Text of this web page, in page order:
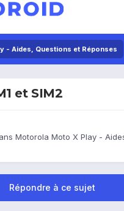
- Aides, Questions et Réponses
et SIM2
Motorola Moto X Play -
Répondre à ce sujet